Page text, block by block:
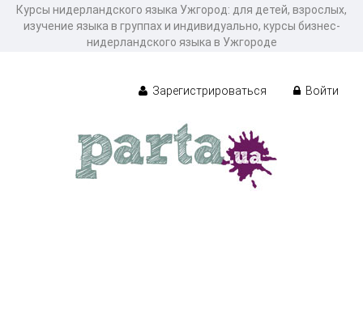
Курсы нидерландского языка Ужгород: для детей, взрослых,
изучение языка в группах и индивидуально, курсы бизнес-
нидерландского языка в Ужгороде
Зарегистрироваться Войти